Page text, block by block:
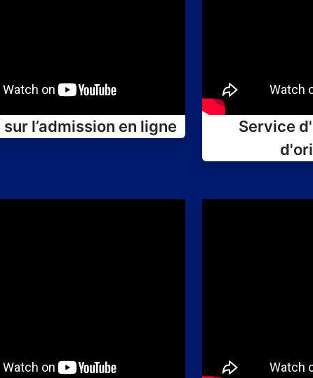
l’admission en ligne
Service